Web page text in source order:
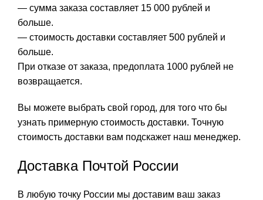
— сумма заказа составляет 15 000 рублей и
больше.
— стоимость доставки составляет 500 рублей и
больше.
При отказе от заказа, предоплата 1000 рублей не
возвращается.
Вы можете выбрать свой город, для того что бы
узнать примерную стоимость доставки. Точную
стоимость доставки вам подскажет наш менеджер.
Доставка Почтой России
В любую точку России мы доставим ваш заказ